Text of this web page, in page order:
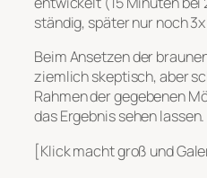
ständig, später nur noch
Beim Ansetzen der
ziemlich skeptisch, aber
Rahmen der gegebenen
das Ergebnis sehen lassen.
[Klick macht groß und